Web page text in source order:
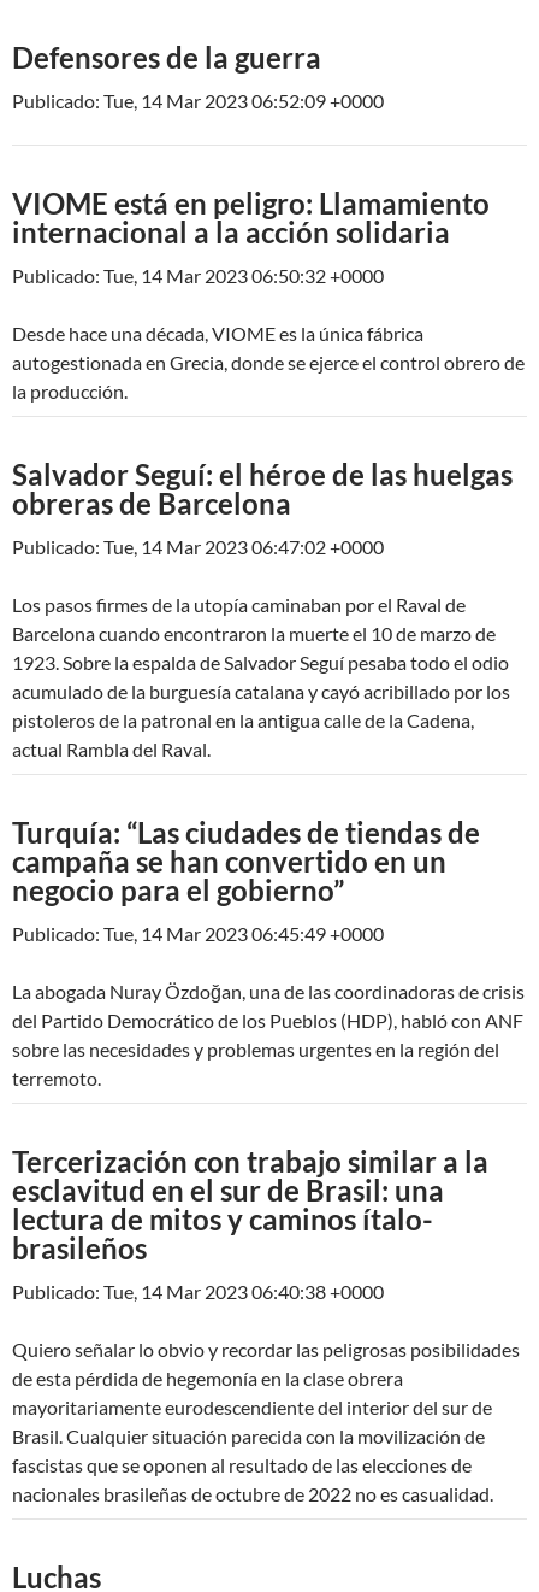
Defensores de la guerra
Publicado: Tue, 14 Mar 2023 06:52:09 +0000
VIOME está en peligro: Llamamiento
internacional a la acción solidaria
Publicado: Tue, 14 Mar 2023 06:50:32 +0000
Desde hace una década, VIOME es la única fábrica
autogestionada en Grecia, donde se ejerce el control obrero de
la producción.
Salvador Seguí: el héroe de las huelgas
obreras de Barcelona
Publicado: Tue, 14 Mar 2023 06:47:02 +0000
Los pasos firmes de la utopía caminaban por el Raval de
Barcelona cuando encontraron la muerte el 10 de marzo de
1923. Sobre la espalda de Salvador Seguí pesaba todo el odio
acumulado de la burguesía catalana y cayó acribillado por los
pistoleros de la patronal en la antigua calle de la Cadena,
actual Rambla del Raval.
Turquía: “Las ciudades de tiendas de
campaña se han convertido en un
negocio para el gobierno”
Publicado: Tue, 14 Mar 2023 06:45:49 +0000
La abogada Nuray Özdoğan, una de las coordinadoras de crisis
del Partido Democrático de los Pueblos (HDP), habló con ANF
sobre las necesidades y problemas urgentes en la región del
terremoto.
Tercerización con trabajo similar a la
esclavitud en el sur de Brasil: una
lectura de mitos y caminos ítalo-
brasileños
Publicado: Tue, 14 Mar 2023 06:40:38 +0000
Quiero señalar lo obvio y recordar las peligrosas posibilidades
de esta pérdida de hegemonía en la clase obrera
mayoritariamente eurodescendiente del interior del sur de
Brasil. Cualquier situación parecida con la movilización de
fascistas que se oponen al resultado de las elecciones de
nacionales brasileñas de octubre de 2022 no es casualidad.
Luchas